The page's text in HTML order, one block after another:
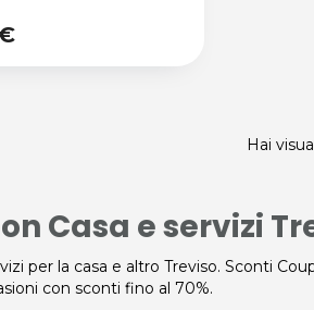
Hai
Casa e servizi
per la casa e altro Treviso. Sconti
con sconti fino al 70%.